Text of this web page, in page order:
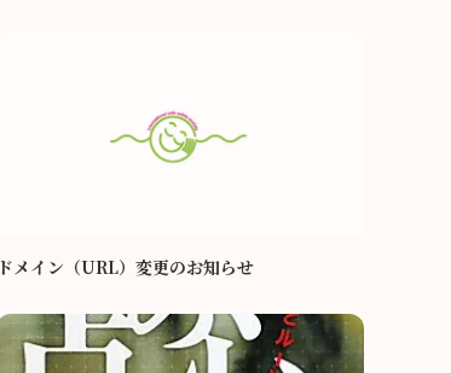
ドメイン（URL）変更のお知らせ